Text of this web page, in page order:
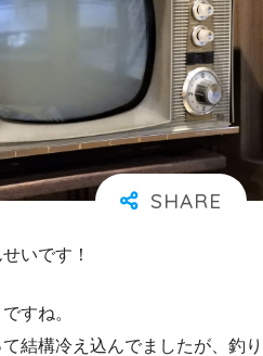
いです！
すね。
結構冷え込んでましたが、釣り